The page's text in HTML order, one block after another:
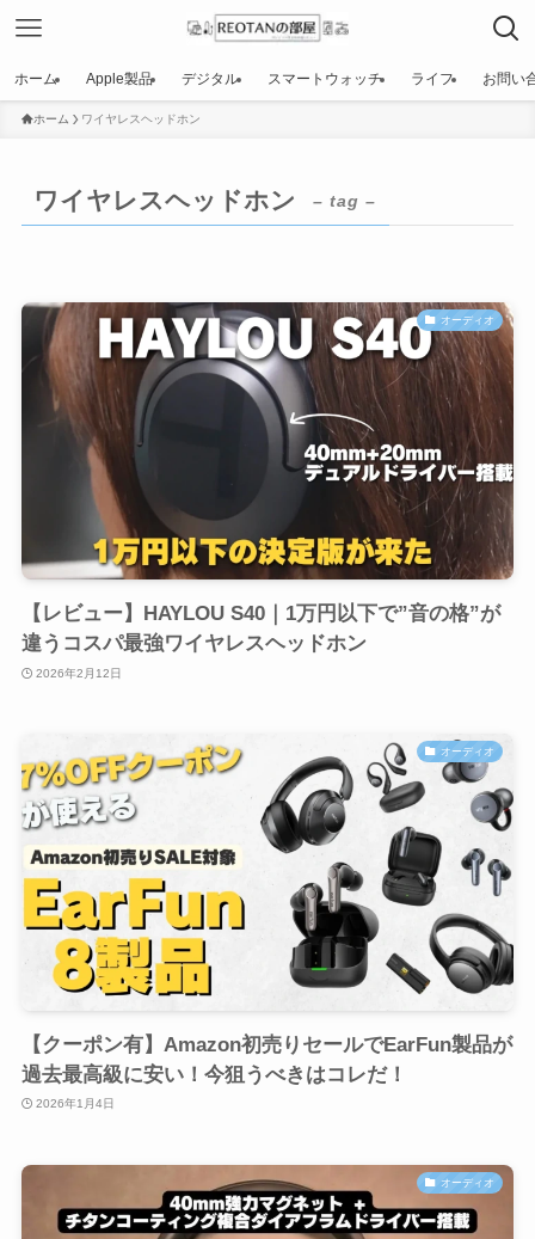
ホーム Apple製品 デジタル スマートウォッチ ライフ お問い
ホーム ワイヤレスヘッドホン
ワイヤレスヘッドホン – tag –
オーディオ
【レビュー】HAYLOU S40｜1万円以下で”音の格”が
違うコスパ最強ワイヤレスヘッドホン
2026年2月12日
オーディオ
【クーポン有】Amazon初売りセールでEarFun製品が
過去最高級に安い！今狙うべきはコレだ！
2026年1月4日
オーディオ